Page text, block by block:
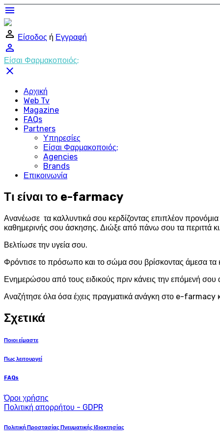
menu
perm_identity Είσοδος ή Εγγραφή
perm_identity
Είσαι Φαρμακοποιός;
close
Αρχική
Web Tv
Magazine
FAQs
Partners
Υπηρεσίες
Είσαι Φαρμακοποιός;
Agencies
Brands
Επικοινωνία
Τι είναι το e-farmacy
Ανανέωσε τα καλλυντικά σου κερδίζοντας επιπλέον
καθημερινής σου άσκησης. Διώξε από πάνω σου τα περιττά
Βελτίωσε την υγεία σου.
Φρόντισε το πρόσωπο και το σώμα σου βρίσκοντας άμεσα τα
Ενημερώσου από τους ειδικούς πριν κάνεις την επόμενή
Αναζήτησε όλα όσα έχεις πραγματικά ανάγκη στο e-farmacy
Σχετικά
Ποιοι είμαστε
Πως λειτουργεί
FAQs
Όροι χρήσης
Πολιτική απορρήτου - GDPR
Πολιτική Προστασίας Πνευματικής Ιδιοκτησίας